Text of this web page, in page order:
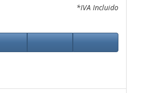
*IVA Incluido